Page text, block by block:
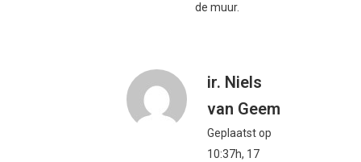
de muur.
ir. Niels
van Geem
Geplaatst op
10:37h, 17